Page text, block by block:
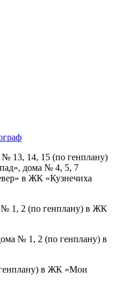
13, 14, 15 (по генплану)
дома № 4, 5, 7
в ЖК «Кузнечиха
1, 2 (по генплану) в ЖК
№ 1, 2 (по генплану) в
в ЖК «Мои